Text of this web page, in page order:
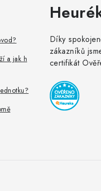
a jak h
Díky
zákazníků
certifikát